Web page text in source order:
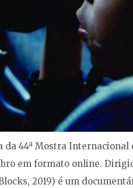
44ª Mostra Internacional
em formato online.
2019) é um